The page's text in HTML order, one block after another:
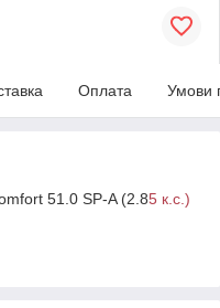
Оплата Умови
51.0 SP-A (2.85 к.с.)